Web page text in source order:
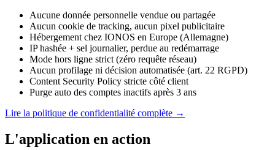
Aucune donnée personnelle vendue ou partagée
Aucun cookie de tracking, aucun pixel publicitaire
Hébergement chez IONOS en Europe (Allemagne)
IP hashée + sel journalier, perdue au redémarrage
Mode hors ligne strict (zéro requête réseau)
Aucun profilage ni décision automatisée (art. 22 RGPD)
Content Security Policy stricte côté client
Purge auto des comptes inactifs après 3 ans
Lire la politique de confidentialité complète →
L'application en action